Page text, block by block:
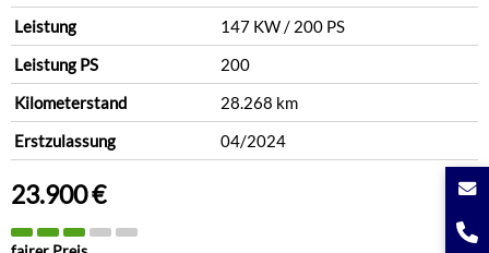
Leistung
147 KW / 200 PS
Leistung PS
200
Kilometerstand
28.268 km
Erstzulassung
04/2024
23.900 €